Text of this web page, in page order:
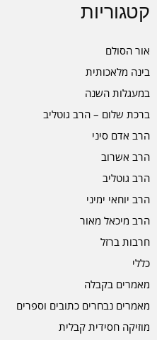
קטגוריות
אור הסולם
בינה מלאכותית
במעגלות השנה
ברכת שלום – הרב גוטליב
הרב אדם סיני
הרב אשרוב
הרב גוטליב
הרב יוחאי ימיני
הרב מיכאל מאור
חרבות ברזל
כללי
מאמרים בקבלה
מאמרים נבחרים כתובים וספרים
מוזיקה חסידית קבלית